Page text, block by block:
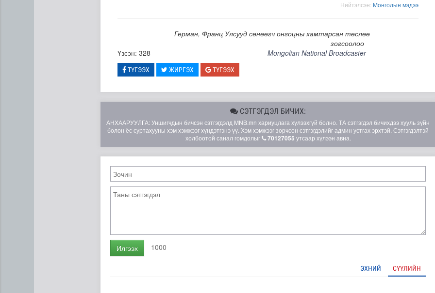
Төслийн эхний 87 км-ээс цааш үргэлжлэх хэсгүүдэд төмөр замын дээд бүтцийн ажил..
Нийтэлсэн: Moнголын мэдээ
Герман, Франц Улсууд сөнөөгч онгоцны хамтарсан төслөө
зогсоолоо
Үзсэн: 328
Mongolian National Broadcaster
ТҮГЭЭХ ЖИРГЭХ ТҮГЭЭХ
СЭТГЭГДЭЛ БИЧИХ:
АНХААРУУЛГА: Уншигчдын бичсэн сэтгэгдэлд MNB.mn хариуцлага хүлээхгүй болно. ТА сэтгэгдэл бичихдээ хууль зүйн
болон ёс суртахууны хэм хэмжээг хүндэтгэнэ үү. Хэм хэмжээг зөрчсөн сэтгэгдэлийг админ устгах эрхтэй. Сэтгэгдэлтэй
холбоотой санал гомдолыг
70127055 утсаар хүлээн авна.
Илгээх 1000
ЭХНИЙ СҮҮЛИЙН